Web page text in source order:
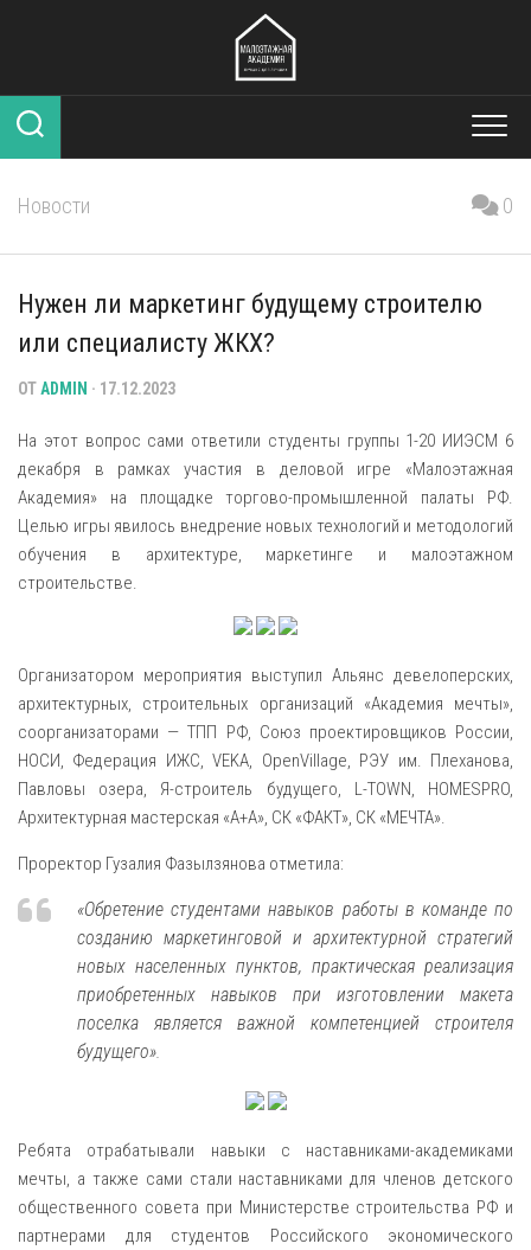
Новости 0
Нужен ли маркетинг будущему строителю
или специалисту ЖКХ?
ОТADMIN · 17.12.2023
На этот вопрос сами ответили студенты группы 1-20 ИИЭСМ 6
декабря в рамках участия в деловой игре «Малоэтажная
Академия» на площадке торгово-промышленной палаты РФ.
Целью игры явилось внедрение новых технологий и методологий
обучения в архитектуре, маркетинге и малоэтажном
строительстве.
Организатором мероприятия выступил Альянс девелоперских,
архитектурных, строительных организаций «Академия мечты»,
соорганизаторами — ТПП РФ, Союз проектировщиков России,
НОСИ, Федерация ИЖС, VEKA, OpenVillage, РЭУ им. Плеханова,
Павловы озера, Я-строитель будущего, L-TOWN, HOMESPRO,
Архитектурная мастерская «А+А», СК «ФАКТ», СК «МЕЧТА».
Проректор Гузалия Фазылзянова отметила:
«Обретение студентами навыков работы в команде по
созданию маркетинговой и архитектурной стратегий
новых населенных пунктов, практическая реализация
приобретенных навыков при изготовлении макета
поселка является важной компетенцией строителя
будущего».
Ребята отрабатывали навыки с наставниками-академиками
мечты, а также сами стали наставниками для членов детского
общественного совета при Министерстве строительства РФ и
партнерами для студентов Российского экономического